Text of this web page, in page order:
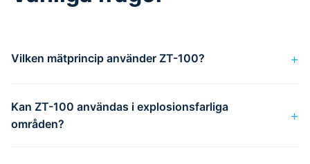
Vilken mätprincip använder ZT-100?
Kan ZT-100 användas i explosionsfarliga
områden?